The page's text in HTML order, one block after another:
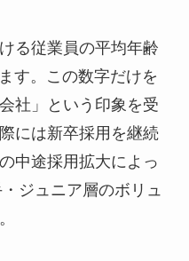
る従業員の平均年齢
す。この数字だけを
社」という印象を受
には新卒採用を継続
中途採用拡大によっ
ジュニア層のボリュ